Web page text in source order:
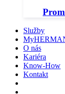
Služby
O nás
Kariéra
Know-How
Kontakt